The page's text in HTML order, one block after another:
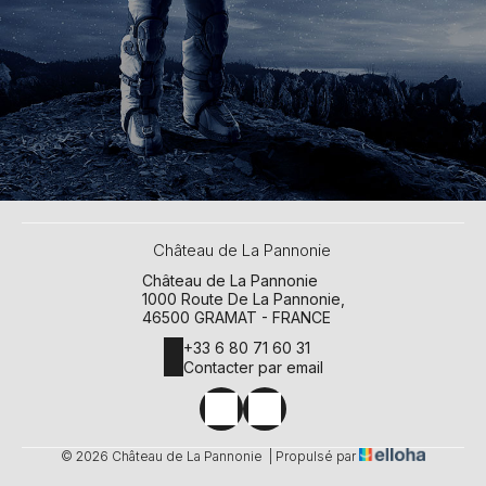
Château de La Pannonie
Château de La Pannonie
1000 Route De La Pannonie,
46500 GRAMAT - FRANCE
+33 6 80 71 60 31
Contacter par email
© 2026 Château de La Pannonie Propulsé par